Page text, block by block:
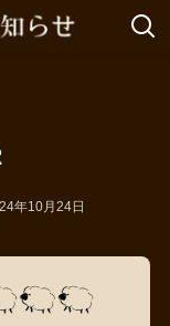
年10月24日